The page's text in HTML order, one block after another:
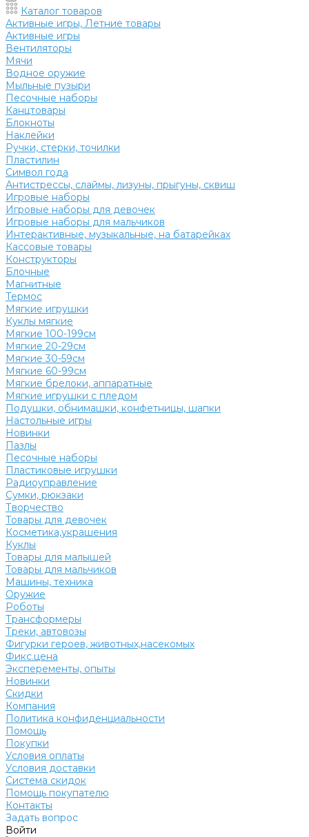
Каталог товаров
Активные игры, Летние товары
Активные игры
Вентиляторы
Мячи
Водное оружие
Мыльные пузыри
Песочные наборы
Канцтовары
Блокноты
Наклейки
Ручки, стерки, точилки
Пластилин
Символ года
Антистрессы, слаймы, лизуны, прыгуны, сквиш
Игровые наборы
Игровые наборы для девочек
Игровые наборы для мальчиков
Интерактивные, музыкальные, на батарейках
Кассовые товары
Конструкторы
Блочные
Магнитные
Термос
Мягкие игрушки
Куклы мягкие
Мягкие 100-199см
Мягкие 20-29см
Мягкие 30-59см
Мягкие 60-99см
Мягкие брелоки, аппаратные
Мягкие игрушки с пледом
Подушки, обнимашки, конфетницы, шапки
Настольные игры
Новинки
Пазлы
Песочные наборы
Пластиковые игрушки
Радиоуправление
Сумки, рюкзаки
Творчество
Товары для девочек
Косметика,украшения
Куклы
Товары для малышей
Товары для мальчиков
Машины, техника
Оружие
Роботы
Трансформеры
Треки, автовозы
Фигурки героев, животных,насекомых
Фикс.цена
Эксперементы, опыты
Новинки
Скидки
Компания
Политика конфиденциальности
Помощь
Покупки
Условия оплаты
Условия доставки
Система скидок
Помощь покупателю
Контакты
Задать вопрос
Войти